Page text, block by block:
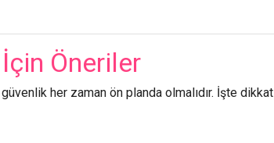
Öneriler
her zaman ön planda olmalıdır. İşte dikkat